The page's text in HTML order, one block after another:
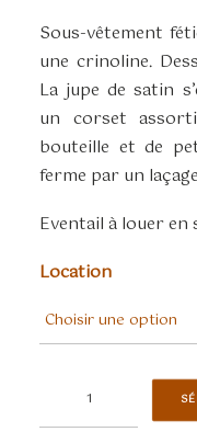
Sous-vêtement
une crinoline.
La jupe de satin
un corset
bouteille et de
ferme par un
Eventail à louer en
Location